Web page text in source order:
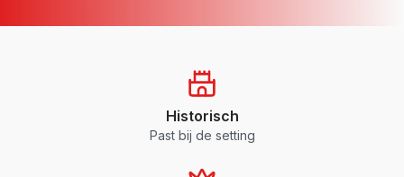
Historisch
Past bij de setting